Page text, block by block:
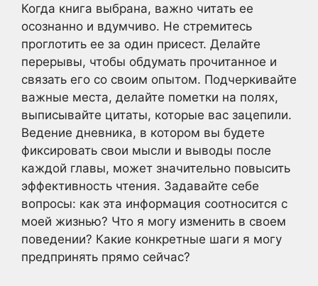
Когда книга выбрана, важно читать ее
осознанно и вдумчиво. Не стремитесь
проглотить ее за один присест. Делайте
перерывы, чтобы обдумать прочитанное и
связать его со своим опытом. Подчеркивайте
важные места, делайте пометки на полях,
выписывайте цитаты, которые вас зацепили.
Ведение дневника, в котором вы будете
фиксировать свои мысли и выводы после
каждой главы, может значительно повысить
эффективность чтения. Задавайте себе
вопросы: как эта информация соотносится с
моей жизнью? Что я могу изменить в своем
поведении? Какие конкретные шаги я могу
предпринять прямо сейчас?